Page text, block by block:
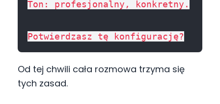
Ton: profesjonalny, konkretny.
Od tej chwili cała rozmowa trzyma się
tych zasad.